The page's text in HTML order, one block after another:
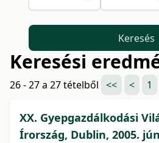
Keresés
Keresési
26 - 27 a 27 tételből << < 1
XX. Gyepgazdálkodási
Írország, Dublin, 2005.